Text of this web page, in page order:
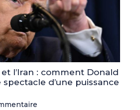
l’Iran : comment Donald
d’une puissance